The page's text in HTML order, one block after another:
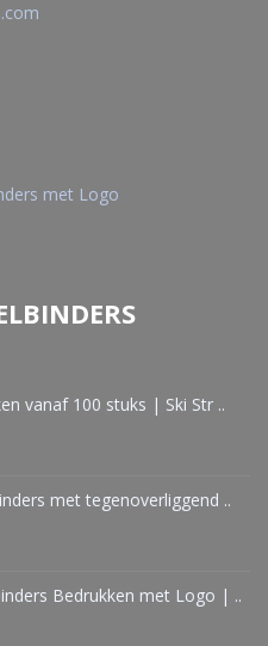
met Logo
vanaf 100 stuks | Ski Str ..
met tegenoverliggend ..
Bedrukken met Logo | ..